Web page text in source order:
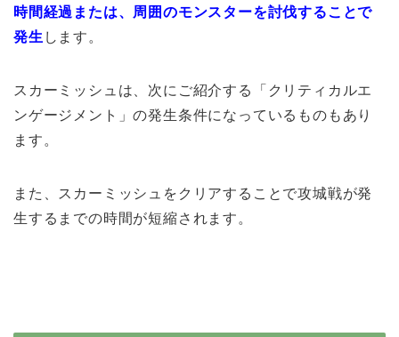
時間経過または、周囲のモンスターを討伐することで
発生 します。
スカーミッシュは、次にご紹介する「クリティカルエ
ンゲージメント」の発生条件になっているものもあり
ます。
また、スカーミッシュをクリアすることで攻城戦が発
生するまでの時間が短縮されます。